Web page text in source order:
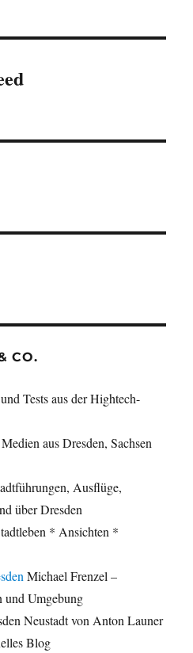
CO.
Tests aus der Hightech-
aus Dresden, Sachsen
Ausflüge,
über Dresden
* Ansichten *
Michael Frenzel –
und Umgebung
Neustadt von Anton Launer
Blog